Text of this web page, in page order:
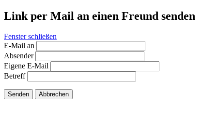
Link per Mail an einen Freund senden
Fenster schließen
E-Mail an
Absender
Eigene E-Mail
Betreff
Senden Abbrechen